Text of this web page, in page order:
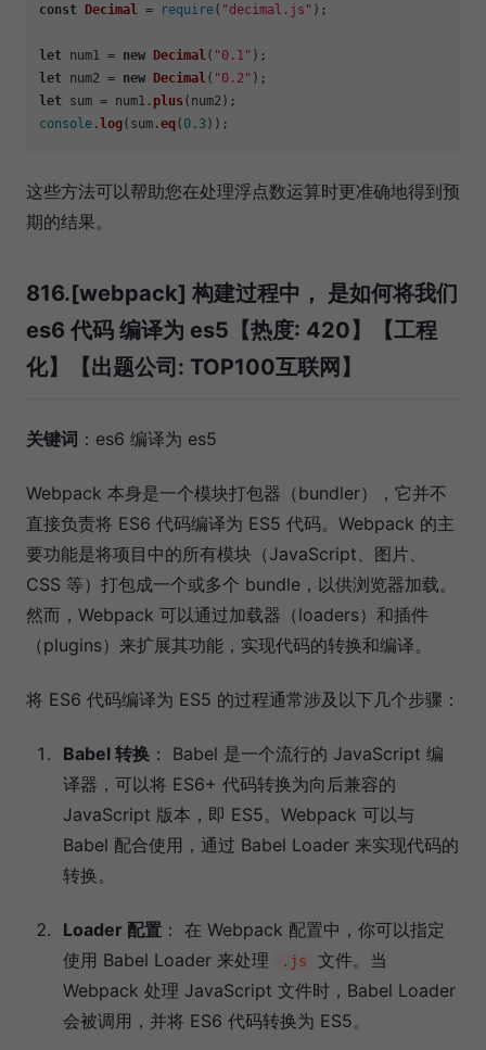
const Decimal = require( "decimal.js" );
let num1 = new Decimal ( "0.1"
let num2 = new Decimal ( "0.2"
let sum = num1. plus
console .log(sum.eq( 0.3
这些方法可以帮助您在处理浮点数运算时更准确地得到预
期的结果。
816.[webpack] 构建过程中， 是如何将我们
es6 代码 编译为 es5【热度: 420】【工程
化】【出题公司: TOP100互联网】
关键词 ：es6 编译为 es5
Webpack 本身是一个模块打包器（bundler），它并不
直接负责将 ES6 代码编译为 ES5 代码。Webpack 的主
要功能是将项目中的所有模块（JavaScript、图片、
CSS 等）打包成一个或多个 bundle，以供浏览器加载。
然而，Webpack 可以通过加载器（loaders）和插件
（plugins）来扩展其功能，实现代码的转换和编译。
将 ES6 代码编译为 ES5 的过程通常涉及以下几个步骤：
Babel 转换 ： Babel 是一个流行的 JavaScript 编
译器，可以将 ES6+ 代码转换为向后兼容的
JavaScript 版本，即 ES5。Webpack 可以与
Babel 配合使用，通过 Babel Loader 来实现代码的
转换。
Loader 配置 ： 在 Webpack 配置中，你可以指定
使用 Babel Loader 来处理
.js
文件。当
Webpack 处理 JavaScript 文件时，Babel Loader
会被调用，并将 ES6 代码转换为 ES5。